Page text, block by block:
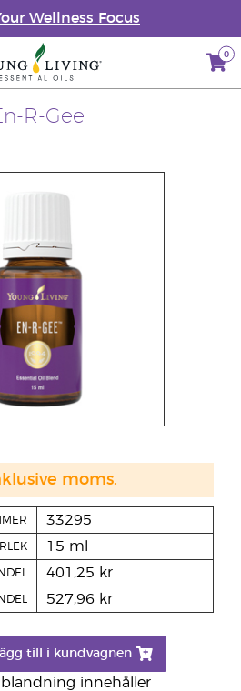
Wellness Focus
0
R-Gee
innehåller
33295
15 ml
401,25 kr
527,96 kr
till i kundvagnen
moms.